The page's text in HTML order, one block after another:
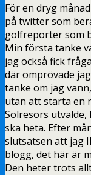
För en dryg
på twitter som
golfreporter som
Min första tanke
jag också fick
där omprövade
tanke om jag
utan att starta en
Solresors
ska heta. Efter
slutsatsen att jag
blogg, det här är
Den heter trots